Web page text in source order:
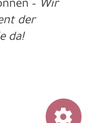
– Wir
der
da!